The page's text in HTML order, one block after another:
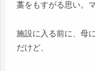
藁をもすがる思い。
施設に入る前に、母
だけど、